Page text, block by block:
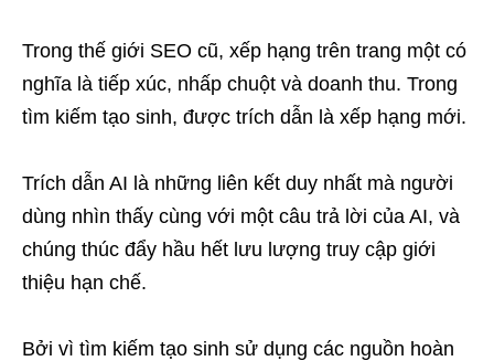
Trong thế giới SEO cũ, xếp hạng trên trang một có
nghĩa là tiếp xúc, nhấp chuột và doanh thu. Trong
tìm kiếm tạo sinh, được trích dẫn là xếp hạng mới.
Trích dẫn AI là những liên kết duy nhất mà người
dùng nhìn thấy cùng với một câu trả lời của AI, và
chúng thúc đẩy hầu hết lưu lượng truy cập giới
thiệu hạn chế.
Bởi vì tìm kiếm tạo sinh sử dụng các nguồn hoàn